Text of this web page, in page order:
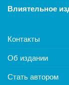
Влиятельное
Контакты
Об издании
Стать автором